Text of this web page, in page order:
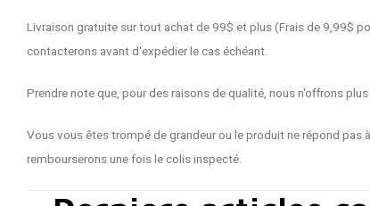
Livraison gratuite sur tout achat de 99$ et plus (Frais de 9,99$
contacterons avant d'expédier le cas échéant.
Prendre note que, pour des raisons de qualité, nous n'offrons
Vous vous êtes trompé de grandeur ou le produit ne répond
rembourserons une fois le colis inspecté.